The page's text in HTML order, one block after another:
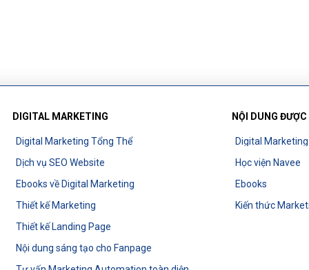
DIGITAL MARKETING
Digital Marketing Tổng Thể
Dịch vụ SEO Website
Ebooks về Digital Marketing
Thiết kế Marketing
Thiết kế Landing Page
Nội dung sáng tạo cho Fanpage
NỘI DUNG
Digital
Học viện Navee
Ebooks
Kiến thức